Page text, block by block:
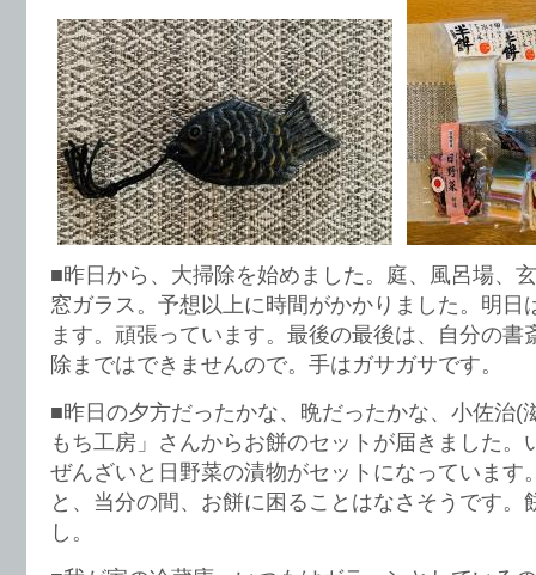
■昨日から、大掃除を始めました。庭、風呂場、
窓ガラス。予想以上に時間がかかりました。明日
ます。頑張っています。最後の最後は、自分の書
除まではできませんので。手はガサガサです。
■昨日の夕方だったかな、晩だったかな、小佐治(
もち工房」さんからお餅のセットが届きました。
ぜんざいと日野菜の漬物がセットになっています
と、当分の間、お餅に困ることはなさそうです。
し。